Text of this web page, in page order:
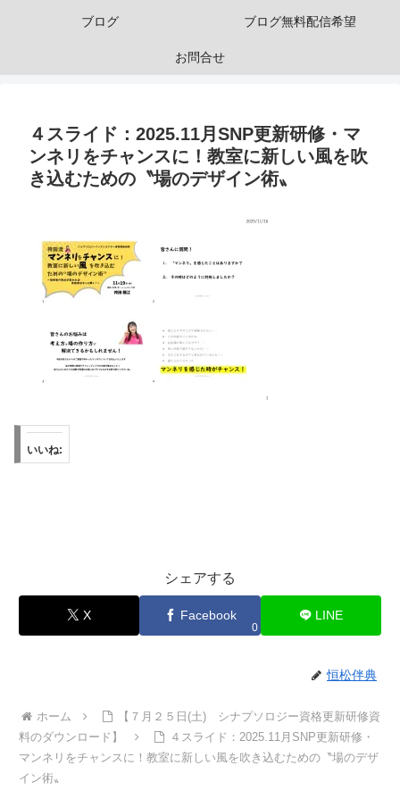
ブログ ブログ無料配信希望
お問合せ
４スライド：2025.11月SNP更新研修・マ
ンネリをチャンスに！教室に新しい風を吹
き込むための〝場のデザイン術〟
いいね:
シェアする
X Facebook
0
LINE
恒松伴典
ホーム
【７月２５日(土) シナプソロジー資格更新研修資
料のダウンロード】
４スライド：2025.11月SNP更新研修・
マンネリをチャンスに！教室に新しい風を吹き込むための〝場のデザ
イン術〟